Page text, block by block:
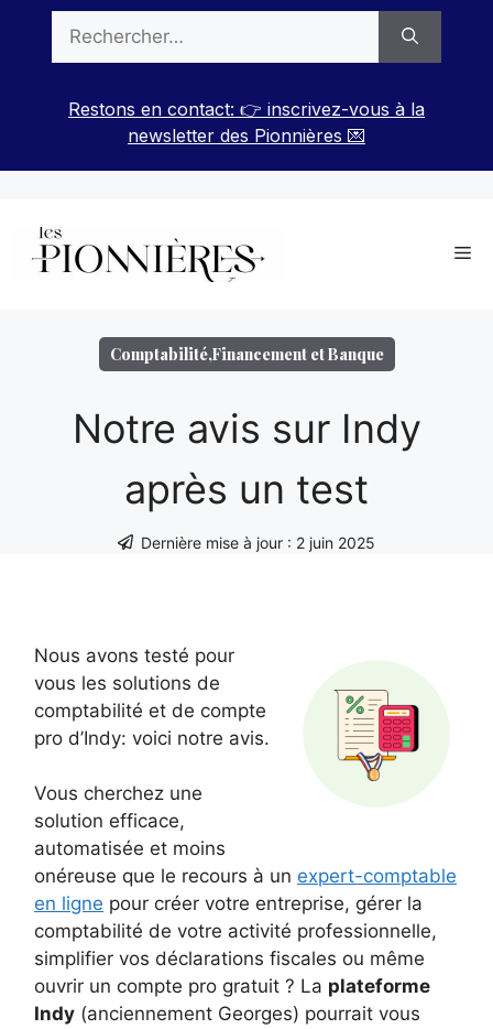
contenu
Restons en contact: 👉 inscrivez-vous à la
newsletter des Pionnières 💌
Comptabilité,Financement et Banque
Notre avis sur Indy
après un test
Dernière mise à jour : 2 juin 2025
Nous avons testé pour
vous les solutions de
comptabilité et de compte
pro d’Indy: voici notre avis.
Vous cherchez une
solution efficace,
automatisée et moins
onéreuse que le recours à un expert-comptable
en ligne pour créer votre entreprise, gérer la
comptabilité de votre activité professionnelle,
simplifier vos déclarations fiscales ou même
ouvrir un compte pro gratuit ? La plateforme
Indy (anciennement Georges) pourrait vous